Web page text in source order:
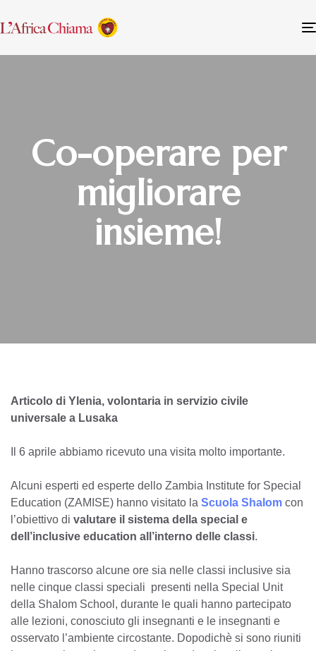
Co-operare per
migliorare
insieme!
Articolo di Ylenia, volontaria in servizio civile
universale a Lusaka
Il 6 aprile abbiamo ricevuto una visita molto importante.
Alcuni esperti ed esperte dello Zambia Institute for Special
Education (ZAMISE) hanno visitato la Scuola Shalom con
l’obiettivo di valutare il sistema della special e
dell’inclusive education all’interno delle classi.
Hanno trascorso alcune ore sia nelle classi inclusive sia
nelle cinque classi speciali presenti nella Special Unit
della Shalom School, durante le quali hanno partecipato
alle lezioni, conosciuto gli insegnanti e le insegnanti e
osservato l’ambiente circostante. Dopodichè si sono riuniti